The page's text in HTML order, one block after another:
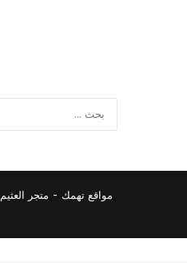
مواقع تهمك - متجر العثيم